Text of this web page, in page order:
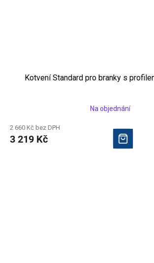
Kotvení Standard pro branky s
Na objednání
2 660 Kč bez DPH
3 219 Kč